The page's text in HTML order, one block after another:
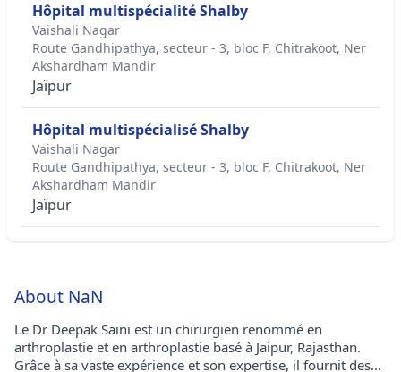
Hôpital multispécialité Shalby​
Vaishali Nagar
Route Gandhipathya, secteur - 3, bloc F, Chitrakoot, Ner
Akshardham Mandir
Jaïpur
Hôpital multispécialisé Shalby
Vaishali Nagar
Route Gandhipathya, secteur - 3, bloc F, Chitrakoot, Ner
Akshardham Mandir
Jaïpur
About NaN
Le Dr Deepak Saini est un chirurgien renommé en
arthroplastie et en arthroplastie basé à Jaipur, Rajasthan.
Grâce à sa vaste expérience et son expertise, il fournit des